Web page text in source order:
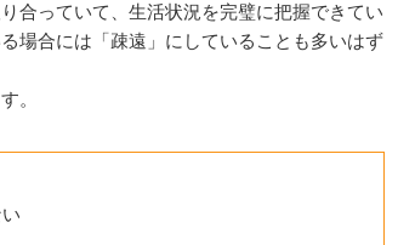
合っていて、生活状況を完璧に把握できてい
場合には「疎遠」にしていることも多いはず
。